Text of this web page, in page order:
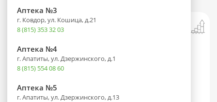
Аптека №3
г. Ковдор, ул. Кошица, д.21
8 (815) 353 32 03
Аптека №4
г. Апатиты, ул. Дзержинского, д.1
8 (815) 554 08 60
Аптека №5
г. Апатиты, ул. Дзержинского, д.13